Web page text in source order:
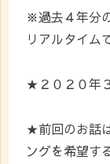
※過去４年分
リアルタイム
★２０２０年
★前回のお話
ングを希望す